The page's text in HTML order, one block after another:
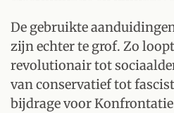
De gebruikte
zijn echter te grof. Zo
revolutionair tot
van conservatief tot
bijdrage voor Konfrontatie